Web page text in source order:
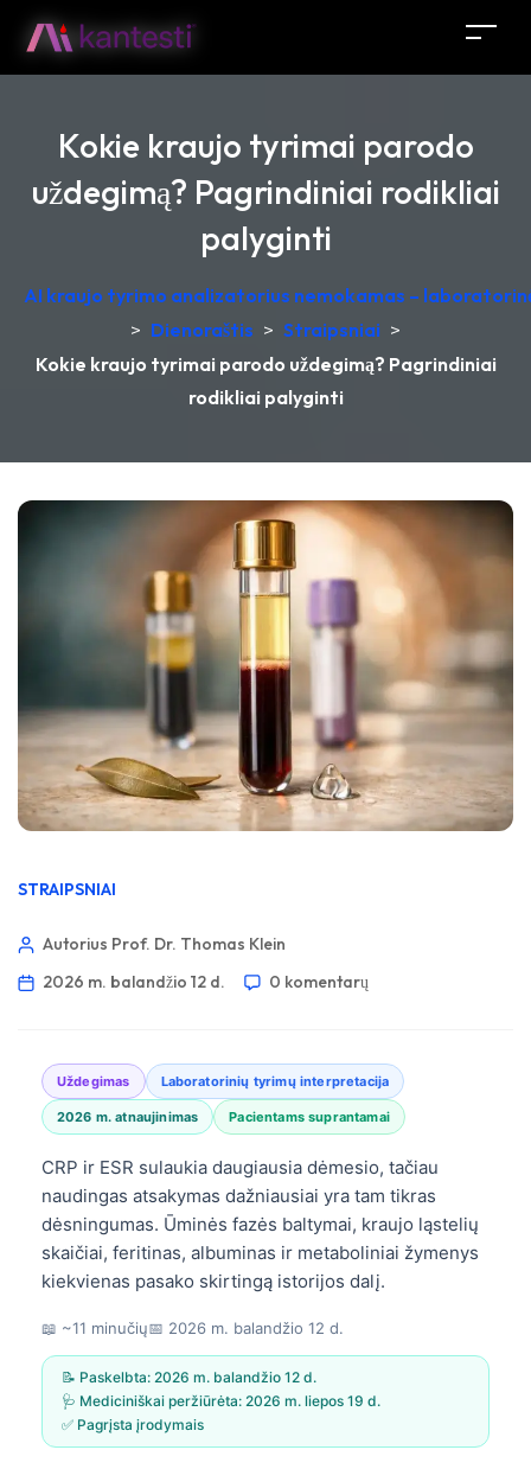
Kokie kraujo tyrimai parodo
uždegimą? Pagrindiniai rodikliai
palyginti
AI kraujo tyrimo analizatorius nemokamas –
> Dienoraštis > Straipsniai >
Kokie kraujo tyrimai parodo uždegimą? Pagrindiniai
rodikliai palyginti
STRAIPSNIAI
Autorius Prof. Dr. Thomas Klein
2026 m. balandžio 12 d.
0 komentarų
Uždegimas Laboratorinių tyrimų interpretacija
2026 m. atnaujinimas Pacientams suprantamai
CRP ir ESR sulaukia daugiausia dėmesio, tačiau
naudingas atsakymas dažniausiai yra tam tikras
dėsningumas. Ūminės fazės baltymai, kraujo ląstelių
skaičiai, feritinas, albuminas ir metaboliniai žymenys
kiekvienas pasako skirtingą istorijos dalį.
📖 ~11 minučių📅 2026 m. balandžio 12 d.
📝 Paskelbta: 2026 m. balandžio 12 d.
🩺 Mediciniškai peržiūrėta: 2026 m. liepos 19 d.
✅ Pagrįsta įrodymais